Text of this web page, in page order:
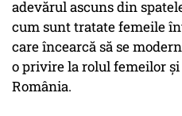
adevărul ascuns din
cum sunt tratate femeile
care încearcă să se
o privire la rolul femeilor
România.